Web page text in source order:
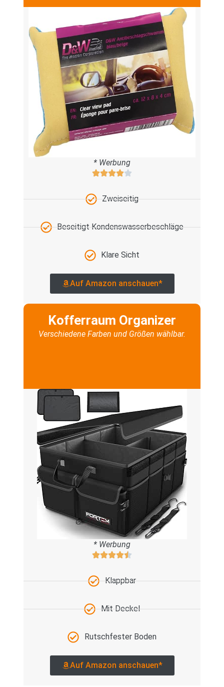
* Werbung
Zweiseitig
Beseitigt Kondenswasserbeschläge
Klare Sicht
Auf Amazon anschauen*
Kofferraum Organizer
Verschiedene Farben und Größen wählbar.
* Werbung
Klappbar
Mit Deckel
Rutschfester Boden
Auf Amazon anschauen*